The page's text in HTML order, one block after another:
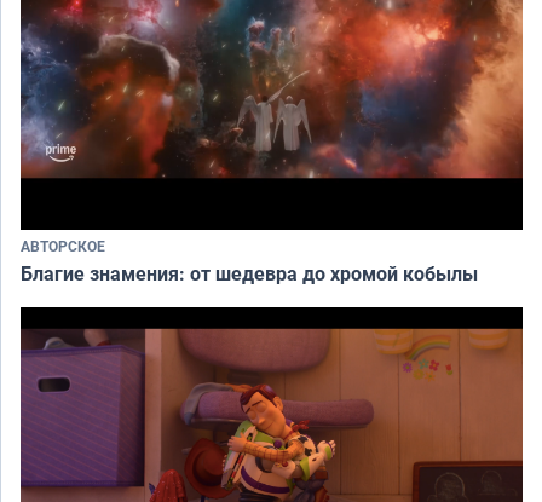
АВТОРСКОЕ
Благие знамения: от шедевра до хромой кобылы